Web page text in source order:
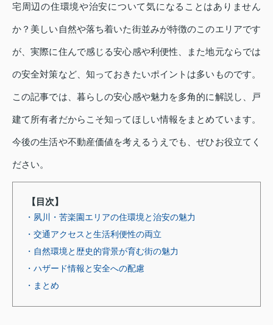
宅周辺の住環境や治安について気になることはありません
か？美しい自然や落ち着いた街並みが特徴のこのエリアです
が、実際に住んで感じる安心感や利便性、また地元ならでは
の安全対策など、知っておきたいポイントは多いものです。
この記事では、暮らしの安心感や魅力を多角的に解説し、戸
建て所有者だからこそ知ってほしい情報をまとめています。
今後の生活や不動産価値を考えるうえでも、ぜひお役立てく
ださい。
【目次】
・夙川・苦楽園エリアの住環境と治安の魅力
・交通アクセスと生活利便性の両立
・自然環境と歴史的背景が育む街の魅力
・ハザード情報と安全への配慮
・まとめ